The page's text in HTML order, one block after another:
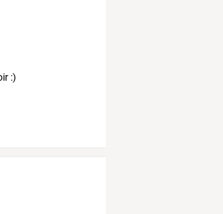
:)